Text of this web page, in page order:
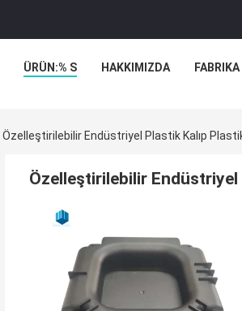
ÜRÜN:% S HAKKIMIZDA
Özelleştirilebilir Endüstriyel Plastik Kalıp
Özelleştirilebilir Endüstriyel